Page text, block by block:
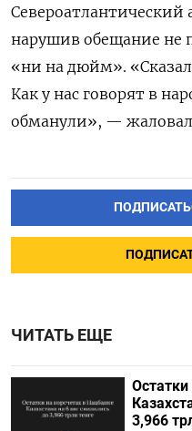
Североатлантический
нарушив обещание не
«ни на дюйм».
Как у нас говорят в
обманули», —
ЧИТАТЬ ЕЩЕ
3,966